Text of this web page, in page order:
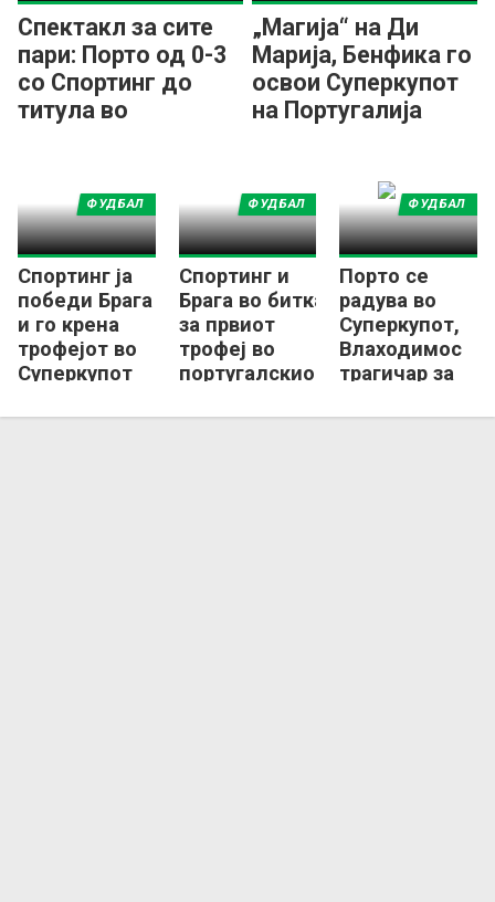
Спектакл за сите
пари: Порто од 0-3
со Спортинг до
титула во
„Магија“ на Ди
Марија, Бенфика го
освои Суперкупот
на Португалија
Спортинг ја
победи Брага
и го крена
трофејот во
Суперкупот
ФУДБАЛ
Спортинг и
Брага во битка
за првиот
трофеј во
португалскиот
ФУДБАЛ
Порто се
радува во
Суперкупот,
Влаходимос
трагичар за
ФУДБАЛ